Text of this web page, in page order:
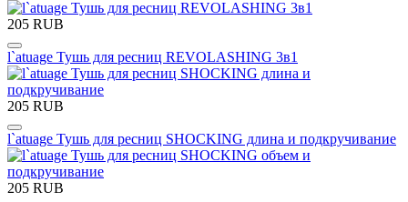
205 RUB
l`atuage Тушь для ресниц REVOLASHING 3в1
205 RUB
l`atuage Тушь для ресниц SHOCKING длина и подкручивание
205 RUB